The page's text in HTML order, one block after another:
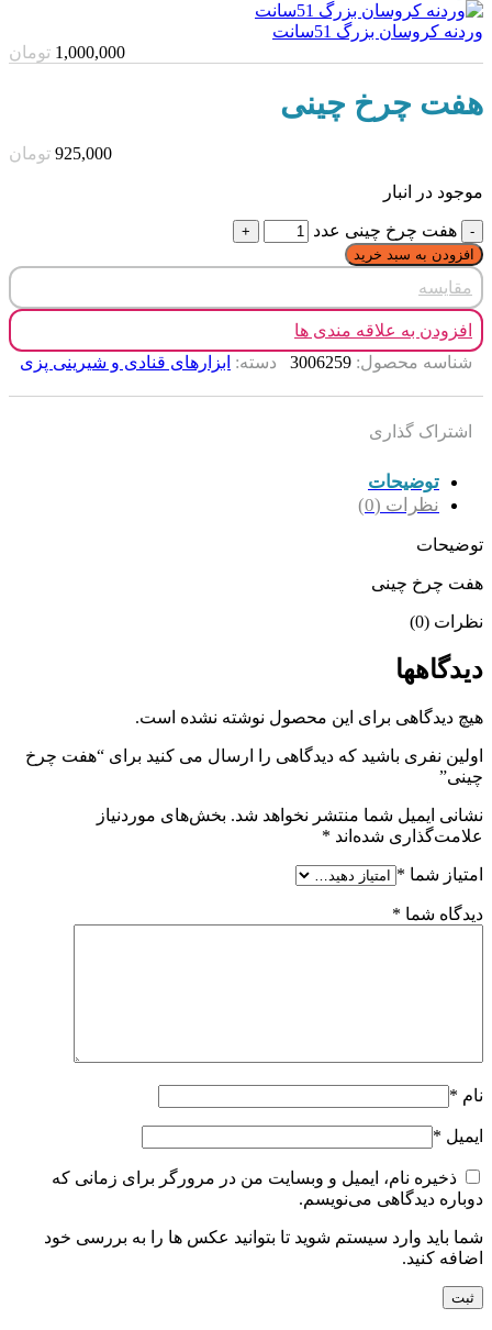
وردنه کروسان بزرگ 51سانت
1,000,000 تومان
هفت چرخ چینی
925,000 تومان
موجود در انبار
هفت چرخ چینی عدد
افزودن به سبد خرید
مقایسه
افزودن به علاقه مندی ها
شناسه محصول: 3006259 دسته: ابزارهای قنادی و شیرینی پزی
اشتراک گذاری
توضیحات
نظرات (0)
توضیحات
هفت چرخ چینی
نظرات (0)
دیدگاهها
هیچ دیدگاهی برای این محصول نوشته نشده است.
اولین نفری باشید که دیدگاهی را ارسال می کنید برای “هفت چرخ
چینی”
نشانی ایمیل شما منتشر نخواهد شد. بخش‌های موردنیاز
علامت‌گذاری شده‌اند *
امتیاز شما *
دیدگاه شما *
نام *
ایمیل *
ذخیره نام، ایمیل و وبسایت من در مرورگر برای زمانی که
دوباره دیدگاهی می‌نویسم.
شما باید وارد سیستم شوید تا بتوانید عکس ها را به بررسی خود
اضافه کنید.